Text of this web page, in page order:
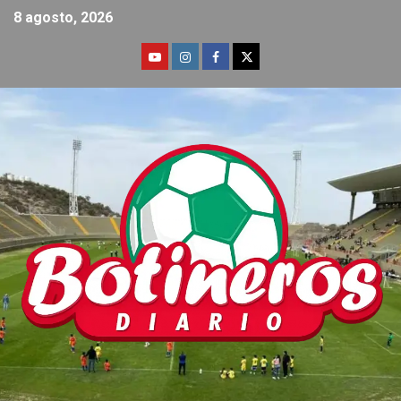
8 agosto, 2026